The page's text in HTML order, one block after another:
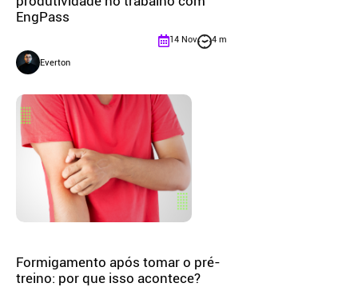
EngPass
Everton
14 Nov 4 m
Formigamento após tomar o pré-
treino: por que isso acontece?